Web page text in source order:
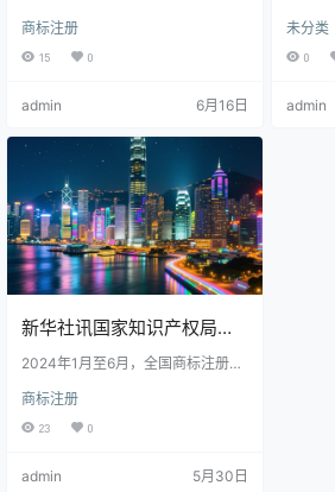
半年我国商标注册申请量同
件，创历史新高。这一数据
反映出我国企业品牌意识持
续增强，市场活力进一步释
放。
国内申请人占比89.7%。国际商标申
请量也保持增长。商标审查周期由1
化商标服务，强化保护体系，助力
商标注册
15 0
admin 6月16日
推出线
效率，
强与粤
未分类
0
admin
新华社讯国家知识产权局近
日发布数据显示，2024年上
半年我国商标注册申请量同
件，创历史新高。这一数据
2024年1月至6月，全国商标注册申
3%。商品类商标占78%，服务类占
22%。广东、江苏、浙江为最活跃
地区。商标申请增长与营商环境优
注册流程简化使周期缩短至6个月。
商标注册
23 0
admin 5月30日